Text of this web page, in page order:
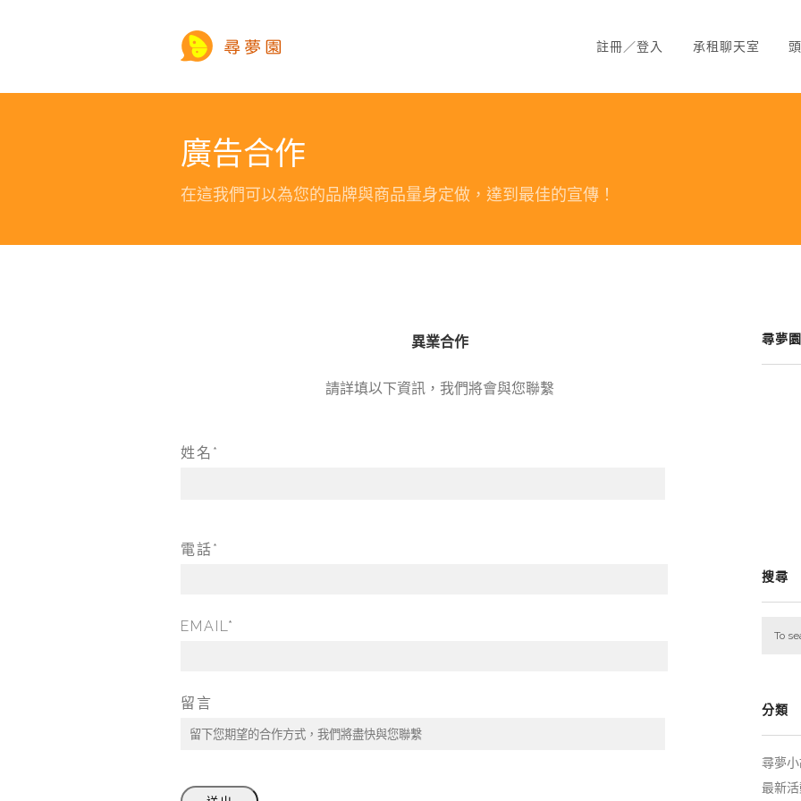
註冊／登入 承租聊天室
廣告合作
在這我們可以為您的品牌與商品量身定做，達到最佳的宣傳！
異業合作
請詳填以下資訊，我們將會與您聯繫
姓名*
電話*
EMAIL*
留言
尋夢園
搜尋
分類
尋夢
最新